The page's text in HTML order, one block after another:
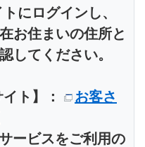
にログインし、
お住まいの住所と
してください。
ト】：
お客さ
ービスをご利用の